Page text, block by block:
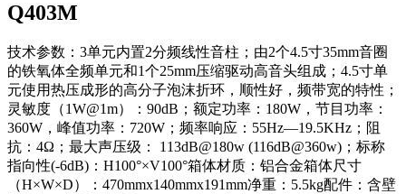
Q403M
技术参数：3单元内置2分频线性音柱；由2个4.5寸35mm音圈
的铁氧体全频单元和1个25mm压缩驱动高音头组成；4.5寸单
元使用热压成形的高分子泡沫折环，顺性好，频带宽的特性；
灵敏度（1W@1m）：90dB；额定功率：180W，节目功率：
360W，峰值功率：720W；频率响应：55Hz—19.5KHz；阻
抗：4Ω；最大声压级： 113dB@180w (116dB@360w)；标称
指向性(-6dB)：H100°×V100°箱体材质：铝合金箱体尺寸
（H×W×D）：470mmx140mmx191mm净重：5.5kg配件：含壁